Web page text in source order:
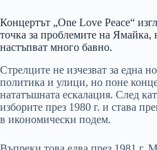
Концертът „One Love Peace“
точка за проблемите на Ямайка,
настъпват много бавно.
Стрелците не изчезват за една
политика и улици, но поне
нататъшната ескалация. След
изборите през 1980 г. и става
в икономически подем.